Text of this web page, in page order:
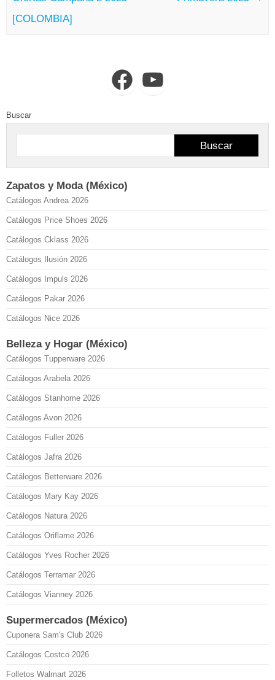
[COLOMBIA]
FacebookYouTube
Buscar
Buscar
Zapatos y Moda (México)
Catálogos Andrea 2026
Catálogos Price Shoes 2026
Catálogos Cklass 2026
Catálogos Ilusión 2026
Catálogos Impuls 2026
Catálogos Pakar 2026
Catálogos Nice 2026
Belleza y Hogar (México)
Catálogos Tupperware 2026
Catálogos Arabela 2026
Catálogos Stanhome 2026
Catálogos Avon 2026
Catálogos Fuller 2026
Catálogos Jafra 2026
Catálogos Betterware 2026
Catálogos Mary Kay 2026
Catálogos Natura 2026
Catálogos Oriflame 2026
Catálogos Yves Rocher 2026
Catálogos Terramar 2026
Catálogos Vianney 2026
Supermercados (México)
Cuponera Sam's Club 2026
Catálogos Costco 2026
Folletos Walmart 2026